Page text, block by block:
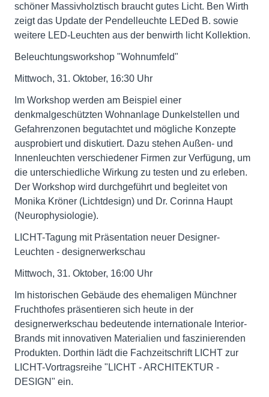
schöner Massivholztisch braucht gutes Licht. Ben Wirth
zeigt das Update der Pendelleuchte LEDed B. sowie
weitere LED-Leuchten aus der benwirth licht Kollektion.
Beleuchtungsworkshop "Wohnumfeld"
Mittwoch, 31. Oktober, 16:30 Uhr
Im Workshop werden am Beispiel einer
denkmalgeschützten Wohnanlage Dunkelstellen und
Gefahrenzonen begutachtet und mögliche Konzepte
ausprobiert und diskutiert. Dazu stehen Außen- und
Innenleuchten verschiedener Firmen zur Verfügung, um
die unterschiedliche Wirkung zu testen und zu erleben.
Der Workshop wird durchgeführt und begleitet von
Monika Kröner (Lichtdesign) und Dr. Corinna Haupt
(Neurophysiologie).
LICHT-Tagung mit Präsentation neuer Designer-
Leuchten - designerwerkschau
Mittwoch, 31. Oktober, 16:00 Uhr
Im historischen Gebäude des ehemaligen Münchner
Fruchthofes präsentieren sich heute in der
designerwerkschau bedeutende internationale Interior-
Brands mit innovativen Materialien und faszinierenden
Produkten. Dorthin lädt die Fachzeitschrift LICHT zur
LICHT-Vortragsreihe "LICHT - ARCHITEKTUR -
DESIGN" ein.